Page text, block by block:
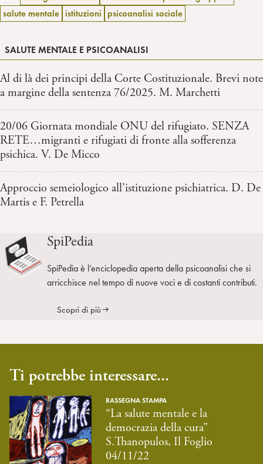
salute mentale istituzioni psicoanalisi sociale
SALUTE MENTALE E PSICOANALISI
Al di là dei principi della Corte Costituzionale. Brevi note
a margine della sentenza 76/2025. M. Marchetti
20/06 Giornata mondiale ONU del rifugiato. SENZA
RETE…migranti e rifugiati di fronte alla sofferenza
psichica. V. De Micco
Approccio semeiologico all’istituzione psichiatrica. D. De
Martis e F. Petrella
SpiPedia
SpiPedia è l’enciclopedia aperta della psicoanalisi che si
arricchisce nel tempo di nuove voci e di costanti contributi.
Scopri di più
Ti potrebbe interessare...
RASSEGNA STAMPA
“La salute mentale e la
democrazia della cura”
S.Thanopulos, Il Foglio
04/11/22